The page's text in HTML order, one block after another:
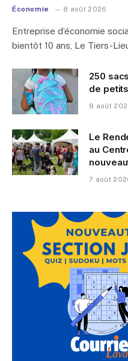
Économie 8 août 2026
Entreprise d’économie
bientôt 10 ans, Le Tiers-
250
de
8 août
Le
au
7 août